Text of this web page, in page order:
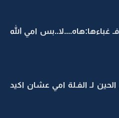
امي الله
لـ الفـلة امي عشان اكيد